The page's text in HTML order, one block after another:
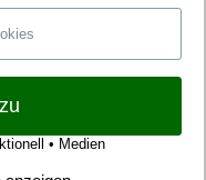
• Medien